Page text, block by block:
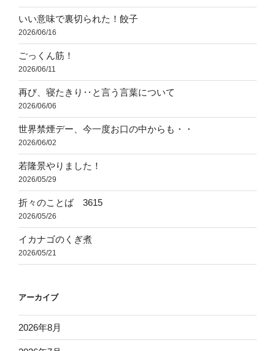
いい意味で裏切られた！餃子
2026/06/16
ごっくん筋！
2026/06/11
再び、寝たきり‥と言う言葉について
2026/06/06
世界禁煙デー、今一度お口の中からも・・
2026/06/02
若隆景やりました！
2026/05/29
折々のことば 3615
2026/05/26
イカナゴのくぎ煮
2026/05/21
アーカイブ
2026年8月